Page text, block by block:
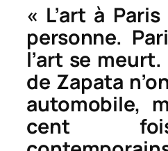
« L’art à
personne.
l’art se
de Zapata
automobile,
cent